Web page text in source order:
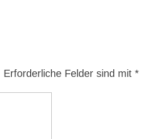
Erforderliche Felder sind mit*